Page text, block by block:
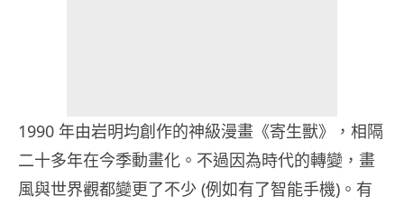
1990 年由岩明均創作的神級漫畫《寄生獸》，相隔
二十多年在今季動畫化。不過因為時代的轉變，畫
風與世界觀都變更了不少 (例如有了智能手機)。有